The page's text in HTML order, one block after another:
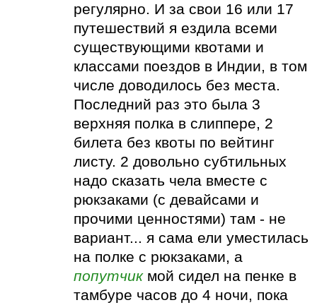
регулярно. И за свои 16 или 17
путешествий я ездила всеми
существующими квотами и
классами поездов в Индии, в том
числе доводилось без места.
Последний раз это была 3
верхняя полка в слиппере, 2
билета без квоты по вейтинг
листу. 2 довольно субтильных
надо сказать чела вместе с
рюкзаками (с девайсами и
прочими ценностями) там - не
вариант... я сама ели уместилась
на полке с рюкзаками, а
попутчикмой сидел на пенке в
тамбуре часов до 4 ночи, пока